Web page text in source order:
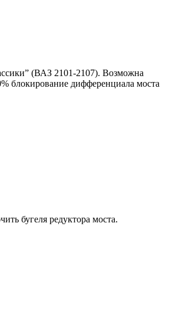
(ВАЗ 2101-2107). Возможна
блокирование дифференциала моста
бугеля редуктора моста.